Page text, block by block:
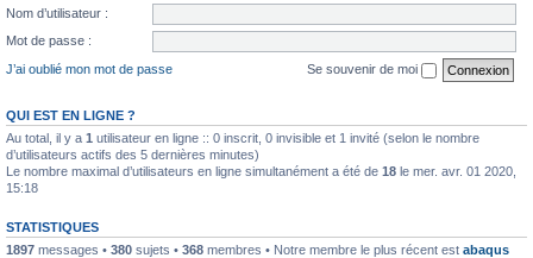
Nom d’utilisateur :
Mot de passe :
J’ai oublié mon mot de passe
Se souvenir de moi
QUI EST EN LIGNE ?
Au total, il y a 1 utilisateur en ligne :: 0 inscrit, 0 invisible et 1 invité (selon le nombre
d’utilisateurs actifs des 5 dernières minutes)
Le nombre maximal d’utilisateurs en ligne simultanément a été de 18 le mer. avr. 01 2020,
15:18
STATISTIQUES
1897 messages • 380 sujets • 368 membres • Notre membre le plus récent est abaqus